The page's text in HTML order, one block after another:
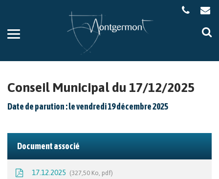
Aller
la
Conseil Municipal du 17/12/2025
Date de parution : le vendredi 19 décembre 2025
Document associé
17.12.2025 327,50 Ko, pdf